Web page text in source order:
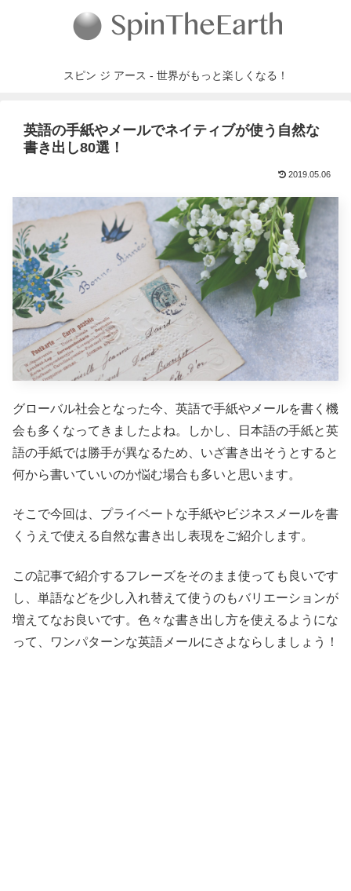
スピン ジ アース - 世界がもっと楽しくなる！
英語の手紙やメールでネイティブが使う自然な
書き出し80選！
2019.05.06
グローバル社会となった今、英語で手紙やメールを書く機
会も多くなってきましたよね。しかし、日本語の手紙と英
語の手紙では勝手が異なるため、いざ書き出そうとすると
何から書いていいのか悩む場合も多いと思います。
そこで今回は、プライベートな手紙やビジネスメールを書
くうえで使える自然な書き出し表現をご紹介します。
この記事で紹介するフレーズをそのまま使っても良いです
し、単語などを少し入れ替えて使うのもバリエーションが
増えてなお良いです。色々な書き出し方を使えるようにな
って、ワンパターンな英語メールにさよならしましょう！